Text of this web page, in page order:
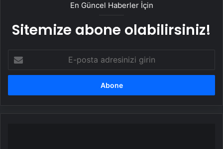
En Güncel Haberler İçin
Sitemize abone olabilirsiniz!
posta
adresinizi